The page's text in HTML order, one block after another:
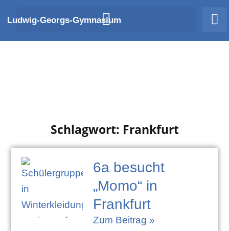
Inhalt
springen
Ludwig-Georgs-Gymnasium
Schlagwort: Frankfurt
6a besucht
„Momo“ in
Frankfurt
Zum Beitrag »